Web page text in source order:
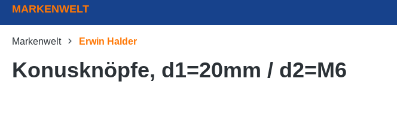
MARKENWELT
Markenwelt Erwin Halder
Konusknöpfe, d1=20mm / d2=M6